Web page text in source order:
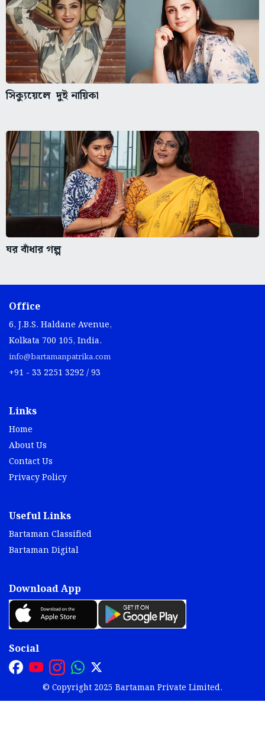
সিক্যুয়েলে দুই নায়িকা
ঘর বাঁধার গল্প
Office
6, J.B.S. Haldane Avenue,
Kolkata 700 105, India.
info@bartamanpatrika.com
+91 - 33 2251 3292 / 93
Links
Home
About Us
Contact Us
Privacy Policy
Useful Links
Bartaman Classified
Bartaman Digital
Download App
Social
© Copyright 2025 Bartaman Private Limited.